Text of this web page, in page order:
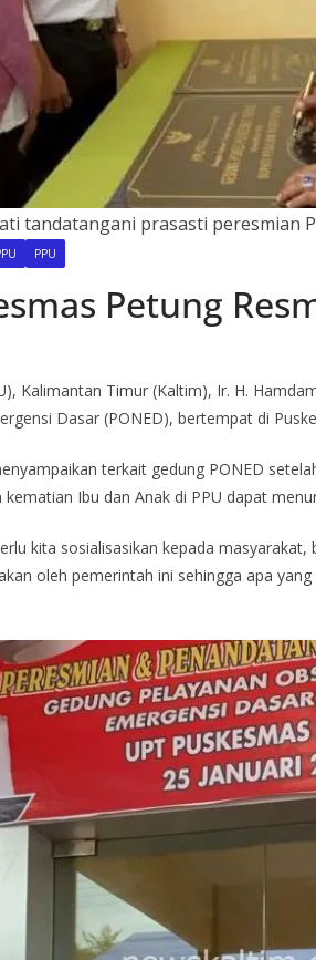
tandatangani prasasti peresmian
PPU
Petung
Kalimantan Timur (Kaltim), Ir. H.
Dasar (PONED), bertempat di
terkait gedung PONED
Ibu dan Anak di PPU dapat
kita sosialisasikan kepada
oleh pemerintah ini sehingga apa